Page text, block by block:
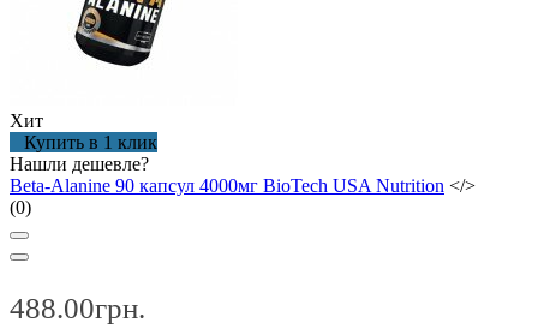
Хит
Купить в 1 клик
Нашли дешевле?
Beta-Alanine 90 капсул 4000мг BioTech USA Nutrition </>
(0)
488.00грн.